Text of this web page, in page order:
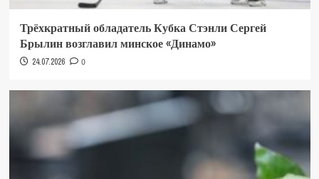
Трёхкратный обладатель Кубка Стэнли Сергей
Брылин возглавил минское «Динамо»
24.07.2026 0